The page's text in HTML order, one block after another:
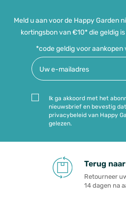
Meld u aan voor de Happy Garden
kortingsbon van €10* die geldig
*code geldig voor aankopen
Ik ga akkoord met het
nieuwsbrief en bevestig
privacybeleid van Happy
gelezen.
Terug
Retourneer
14 dagen na